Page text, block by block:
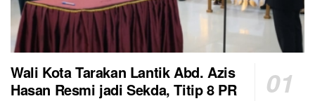
Wali Kota Tarakan Lantik Abd. Azis
Hasan Resmi jadi Sekda, Titip 8 PR